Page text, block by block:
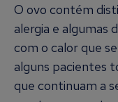
O ovo contém
alergia e algumas
com o calor que
alguns pacientes
que continuam a